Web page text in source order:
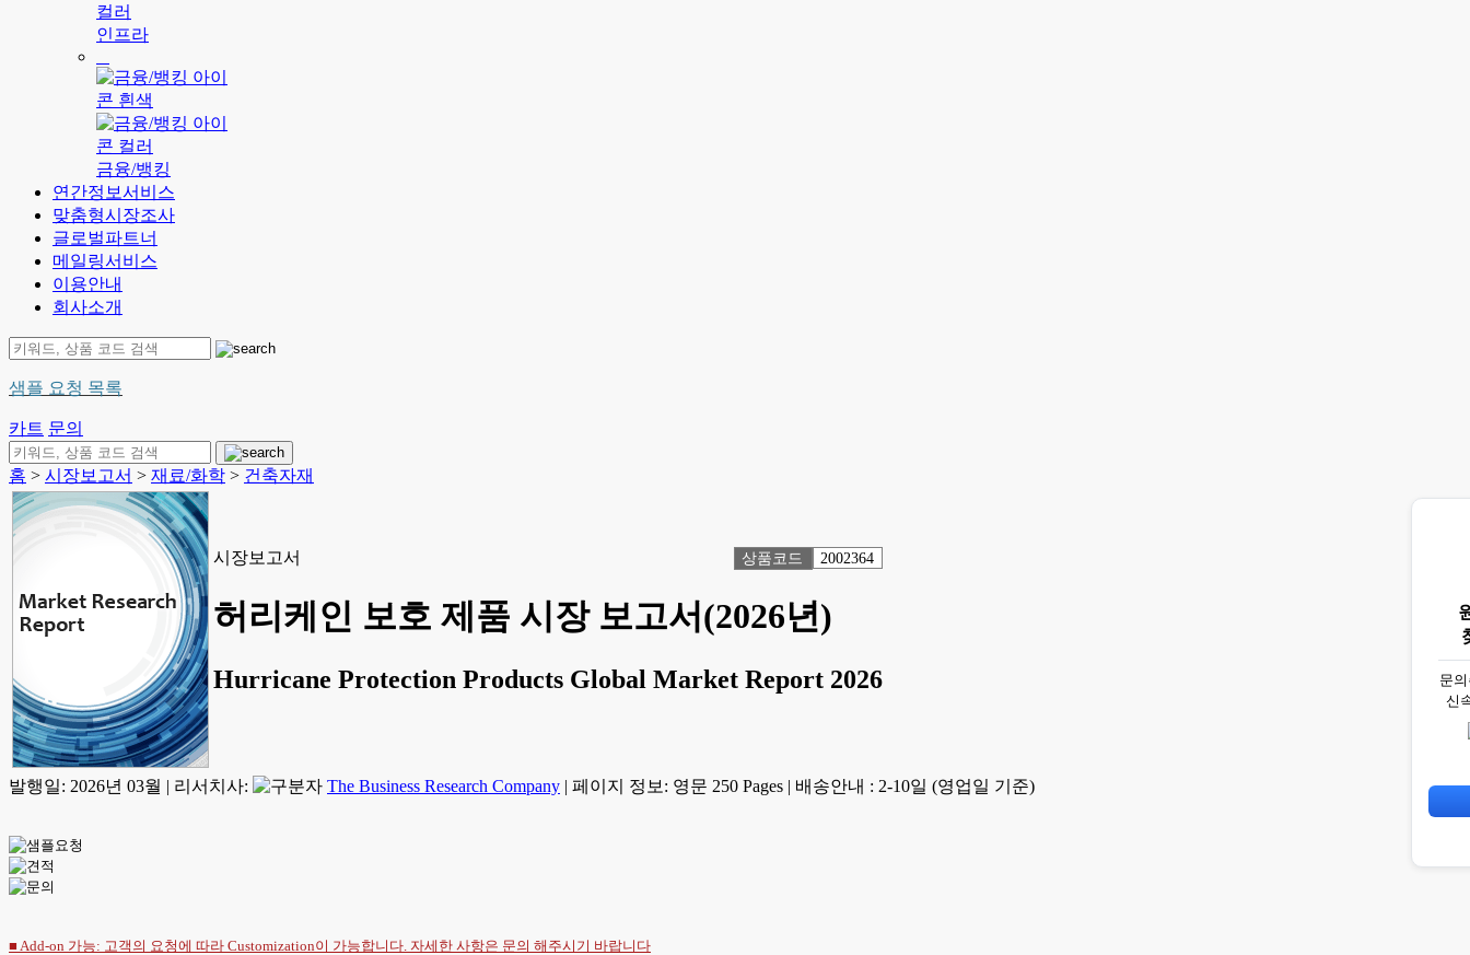
인프라
금융/뱅킹
연간정보서비스
맞춤형시장조사
글로벌파트너
메일링서비스
이용안내
회사소개
샘플 요청 목록
카트 문의
홈 > 시장보고서 > 재료/화학 > 건축자재
시장보고서 상품코드 2002364
허리케인 보호 제품 시장 보고서(2026년)
Hurricane Protection Products Global Market Report 2026
발행일: 2026년 03월 | 리서치사: The Business Research Company | 페이지 정보: 영문 250 Pages | 배송안내 : 2-10일 (영업일 기준)
■ Add-on 가능: 고객의 요청에 따라 Customization이 가능합니다. 자세한 사항은 문의 해주시기 바랍니다
문
신